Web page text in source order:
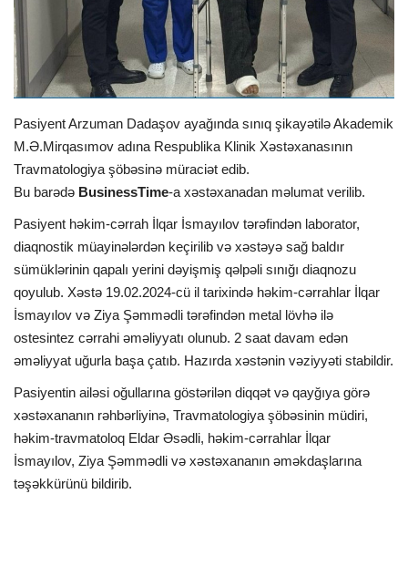
DÜNYA
ANALİTİKA
Multimedia
Pasiyent Arzuman Dadaşov ayağında sınıq şikayətilə Akademik
M.Ə.Mirqasımov adına Respublika Klinik Xəstəxanasının
Travmatologiya şöbəsinə müraciət edib.
Bu barədə BusinessTime-a xəstəxanadan məlumat verilib.
Pasiyent həkim-cərrah İlqar İsmayılov tərəfindən laborator,
diaqnostik müayinələrdən keçirilib və xəstəyə sağ baldır
sümüklərinin qapalı yerini dəyişmiş qəlpəli sınığı diaqnozu
qoyulub. Xəstə 19.02.2024-cü il tarixində həkim-cərrahlar İlqar
İsmayılov və Ziya Şəmmədli tərəfindən metal lövhə ilə
ostesintez cərrahi əməliyyatı olunub. 2 saat davam edən
əməliyyat uğurla başa çatıb. Hazırda xəstənin vəziyyəti stabildir.
Pasiyentin ailəsi oğullarına göstərilən diqqət və qayğıya görə
xəstəxananın rəhbərliyinə, Travmatologiya şöbəsinin müdiri,
həkim-travmatoloq Eldar Əsədli, həkim-cərrahlar İlqar
İsmayılov, Ziya Şəmmədli və xəstəxananın əməkdaşlarına
təşəkkürünü bildirib.